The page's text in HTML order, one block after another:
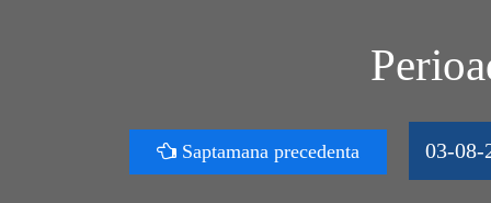
Saptamana precedenta 03-08-